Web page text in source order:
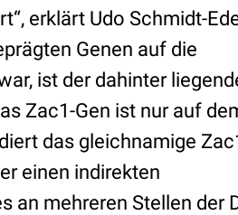
erklärt Udo Schmidt-
Genen auf die
ist der dahinter
Zac1-Gen ist nur auf
das gleichnamige
einen indirekten
an mehreren Stellen der